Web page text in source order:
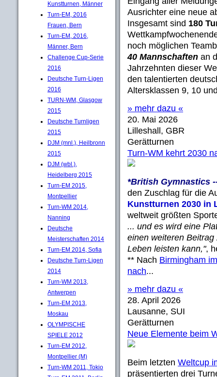
Kunstturnen, Männer
Turn-EM, 2016
Frauen, Bern
Turn-EM, 2016,
Männer, Bern
Challenge Cup-Serie
2016
Deutsche Turn-Ligen
2016
TURN-WM, Glasgow
2015
Deutsche Turnligen
2015
DJM (mnl.), Heilbronn
2015
DJM (wbl.),
Heidelberg 2015
Turn-EM 2015,
Montpellier
Turn-WM 2014,
Nanning
Deutsche
Meisterschaften 2014
Turn-EM 2014, Sofia
Deutsche Turn-Ligen
2014
Turn-WM 2013,
Antwerpen
Turn-EM 2013,
Moskau
OLYMPISCHE
SPIELE 2012
Turn-EM 2012,
Montpellier (M)
Turn-WM 2011, Tokio
Ausrichter eine neue
Insgesamt sind 180
noch möglichen
40 Mannschaften an
Jahrzehnten dieser
den talentierten
Altersklassen 9, 10
» mehr dazu «
20. Mai 2026
Lilleshall, GBR
Gerätturnen
Turn-WM kehrt 2030
*British Gymnastics
den Zuschlag für die
Kunstturnen 2030 in
weltweit größten
... und es wird eine
einen weiteren
Leben leisten kann,",
** Nach Birmingham
nach...
» mehr dazu «
28. April 2026
Lausanne, SUI
Gerätturnen
Neue Elemente beim
Beim letzten Weltcup
präsentierten drei